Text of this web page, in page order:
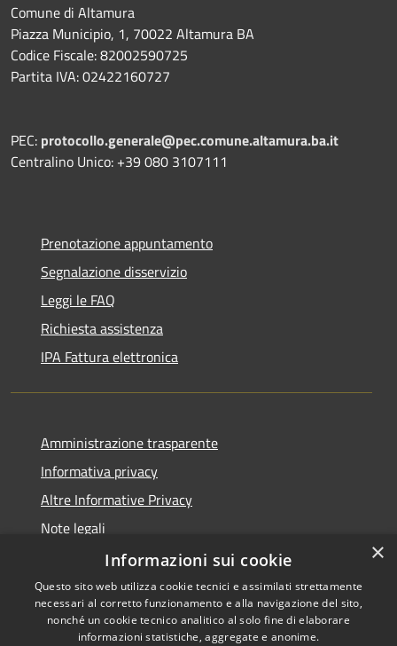
Comune di Altamura
Piazza Municipio, 1, 70022 Altamura BA
Codice Fiscale: 82002590725
Partita IVA: 02422160727
PEC: protocollo.generale@pec.comune.altamura.ba.it
Centralino Unico: +39 080 3107111
Prenotazione appuntamento
Segnalazione disservizio
Leggi le FAQ
Richiesta assistenza
IPA Fattura elettronica
Amministrazione trasparente
Informativa privacy
Altre Informative Privacy
Note legali
Dichiarazione di accessibilità
×
Informazioni sui cookie
Questo sito web utilizza cookie tecnici e assimilati strettamente
necessari al corretto funzionamento e alla navigazione del sito,
nonché un cookie tecnico analitico al solo fine di elaborare
informazioni statistiche, aggregate e anonime.